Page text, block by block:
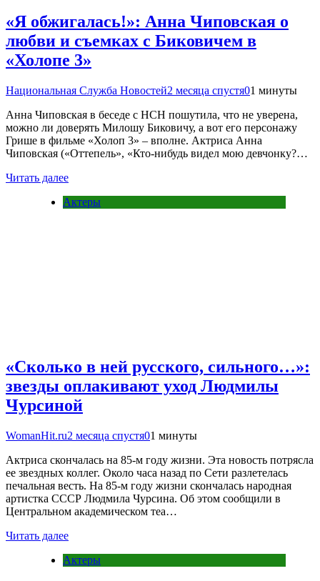
«Я обжигалась!»: Анна Чиповская о
любви и съемках с Биковичем в
«Холопе 3»
Национальная Служба Новостей2 месяца спустя01 минуты
Анна Чиповская в беседе с НСН пошутила, что не уверена,
можно ли доверять Милошу Биковичу, а вот его персонажу
Грише в фильме «Холоп 3» – вполне. Актриса Анна
Чиповская («Оттепель», «Кто-нибудь видел мою девчонку?…
Читать далее
Актеры
«Сколько в ней русского, сильного…»:
звезды оплакивают уход Людмилы
Чурсиной
WomanHit.ru2 месяца спустя01 минуты
Актриса скончалась на 85-м году жизни. Эта новость потрясла
ее звездных коллег. Около часа назад по Сети разлетелась
печальная весть. На 85-м году жизни скончалась народная
артистка СССР Людмила Чурсина. Об этом сообщили в
Центральном академическом теа…
Читать далее
Актеры